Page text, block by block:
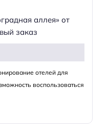
аллея» от
заказ
отелей для
воспользоваться